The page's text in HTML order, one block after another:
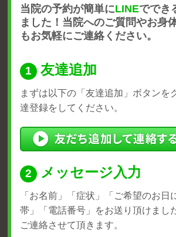
当院の予約が簡単にLINEででき
ました！ 当院へのご質問やお身
もお気軽にご連絡ください。
友達追加
まずは以下の「友達追加」ボタンを
達登録をしてください。
メッセージ入力
「お名前」「症状」
「ご希望のお日
帯」
「電話番号」をお送り頂けまし
ご連絡させて頂きます。